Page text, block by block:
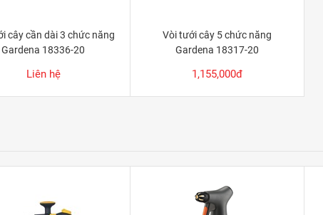
cây cần dài 3 chức năng
Gardena 18336-20
Liên hệ
Vòi tưới cây 5 chức năng
Gardena 18317-20
1,155,000đ